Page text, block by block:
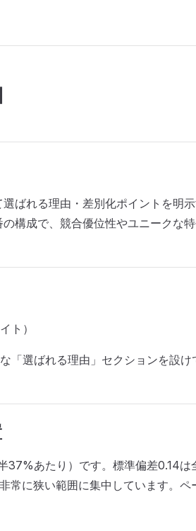
ばれる理由・差別化ポイントを明
構成で、競合優位性やユニークな特
ト）
「選ばれる理由」セクションを設け
37%あたり）です。標準偏差0.14
常に狭い範囲に集中しています。